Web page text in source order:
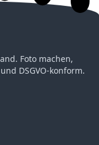
Foto machen,
DSGVO-konform.